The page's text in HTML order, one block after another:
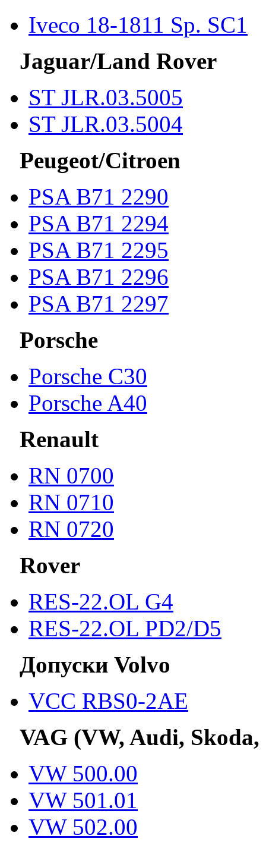
Iveco 18-1811 Sp. SC1
Jaguar/Land Rover
ST JLR.03.5005
ST JLR.03.5004
Peugeot/Citroen
PSA B71 2290
PSA B71 2294
PSA B71 2295
PSA B71 2296
PSA B71 2297
Porsche
Porsche С30
Porsche A40
Renault
RN 0700
RN 0710
RN 0720
Rover
RES-22.OL G4
RES-22.OL PD2/D5
Допуски Volvo
VCC RBS0-2AE
VAG (VW, Audi, Skoda,
VW 500.00
VW 501.01
VW 502.00